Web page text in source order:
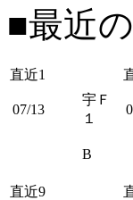
■最近
直近1
07/13
宇Ｆ
１
B
直近9